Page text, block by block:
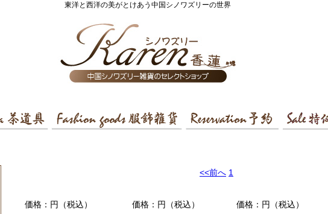
東洋と西洋の美がとけあう中国シノワズリーの世界
<<前へ 1
価格：円（税込） 価格：円（税込） 価格：円（税込）